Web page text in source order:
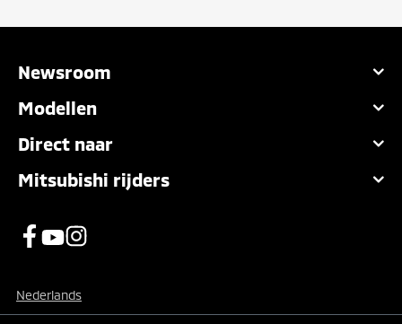
Newsroom
Modellen
Direct naar
Mitsubishi rijders
Nederlands